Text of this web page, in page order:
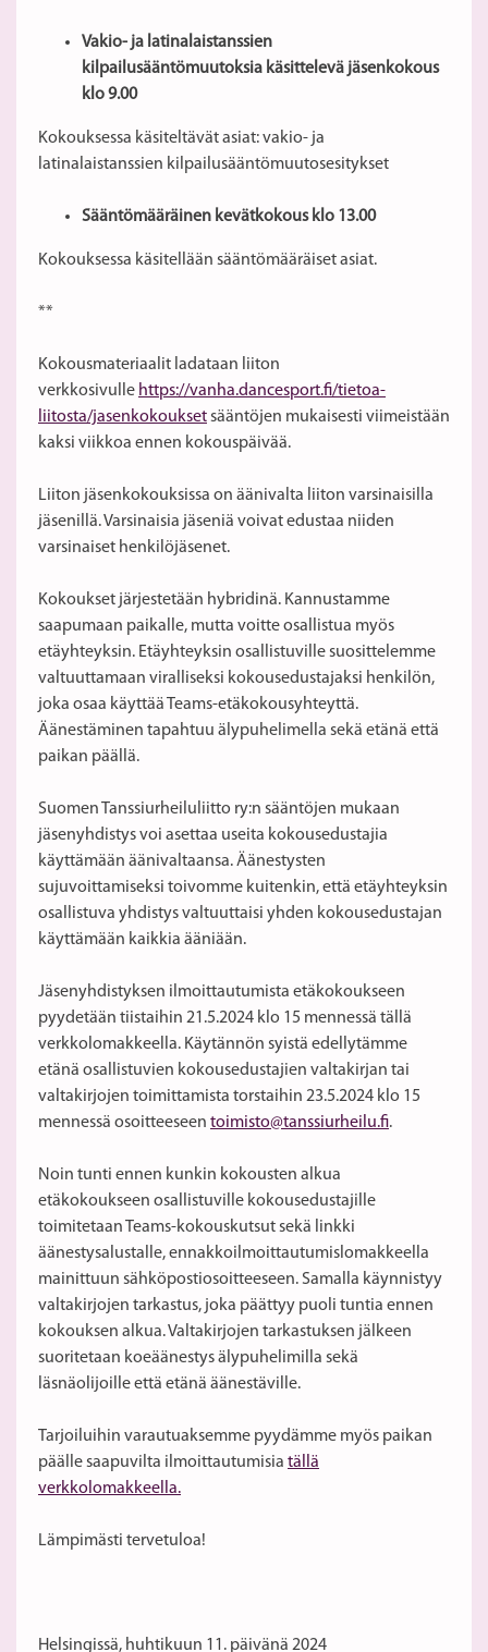
Vakio- ja latinalaistanssien
kilpailusääntömuutoksia käsittelevä jäsenkokous
klo 9.00
Kokouksessa käsiteltävät asiat: vakio- ja
latinalaistanssien kilpailusääntömuutosesitykset
Sääntömääräinen kevätkokous klo 13.00
Kokouksessa käsitellään sääntömääräiset asiat.
**
Kokousmateriaalit ladataan liiton
verkkosivulle https://vanha.dancesport.fi/tietoa-
liitosta/jasenkokouksetsääntöjen mukaisesti viimeistään
kaksi viikkoa ennen kokouspäivää.
Liiton jäsenkokouksissa on äänivalta liiton varsinaisilla
jäsenillä. Varsinaisia jäseniä voivat edustaa niiden
varsinaiset henkilöjäsenet.
Kokoukset järjestetään hybridinä. Kannustamme
saapumaan paikalle, mutta voitte osallistua myös
etäyhteyksin. Etäyhteyksin osallistuville suosittelemme
valtuuttamaan viralliseksi kokousedustajaksi henkilön,
joka osaa käyttää Teams-etäkokousyhteyttä.
Äänestäminen tapahtuu älypuhelimella sekä etänä että
paikan päällä.
Suomen Tanssiurheiluliitto ry:n sääntöjen mukaan
jäsenyhdistys voi asettaa useita kokousedustajia
käyttämään äänivaltaansa. Äänestysten
sujuvoittamiseksi toivomme kuitenkin, että etäyhteyksin
osallistuva yhdistys valtuuttaisi yhden kokousedustajan
käyttämään kaikkia ääniään.
Jäsenyhdistyksen ilmoittautumista etäkokoukseen
pyydetään tiistaihin 21.5.2024 klo 15 mennessä tällä
verkkolomakkeella. Käytännön syistä edellytämme
etänä osallistuvien kokousedustajien valtakirjan tai
valtakirjojen toimittamista torstaihin 23.5.2024 klo 15
mennessä osoitteeseen toimisto@tanssiurheilu.fi.
Noin tunti ennen kunkin kokousten alkua
etäkokoukseen osallistuville kokousedustajille
toimitetaan Teams-kokouskutsut sekä linkki
äänestysalustalle, ennakkoilmoittautumislomakkeella
mainittuun sähköpostiosoitteeseen. Samalla käynnistyy
valtakirjojen tarkastus, joka päättyy puoli tuntia ennen
kokouksen alkua. Valtakirjojen tarkastuksen jälkeen
suoritetaan koeäänestys älypuhelimilla sekä
läsnäolijoille että etänä äänestäville.
Tarjoiluihin varautuaksemme pyydämme myös paikan
päälle saapuvilta ilmoittautumisia tällä
verkkolomakkeella.
Lämpimästi tervetuloa!
Helsingissä, huhtikuun 11. päivänä 2024